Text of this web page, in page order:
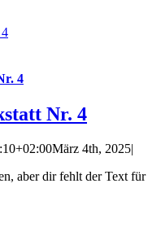
4
Nr. 4
März 4th, 2025|
aber dir fehlt der Text für